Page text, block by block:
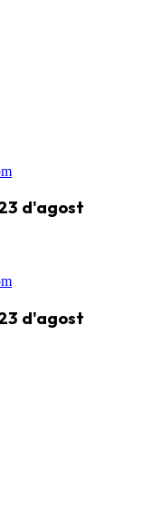
d'agost
d'agost